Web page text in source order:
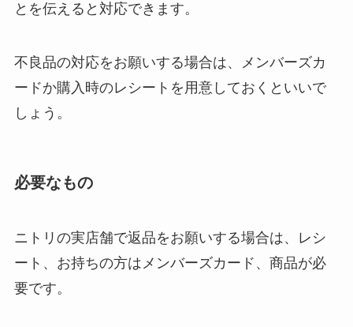
とを伝えると対応できます。
不良品の対応をお願いする場合は、メンバーズカ
ードか購入時のレシートを用意しておくといいで
しょう。
必要なもの
ニトリの実店舗で返品をお願いする場合は、レシ
ート、お持ちの方はメンバーズカード、商品が必
要です。